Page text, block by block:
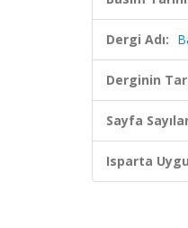
Dergi Adı:
Derginin
Sayfa
Isparta